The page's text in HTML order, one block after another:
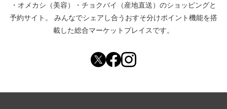
・ オメカシ（美容） ・ チョクバイ（産地直送） のショッピングと
予約サイト。
みんなでシェアし合う おすそ分けポイント機能を搭
載した総合マーケットプレイスです。